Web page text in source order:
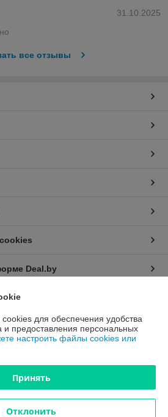
31.10.2025
все отзывы
Deal.by
с ограниченной ответственностью
21, ком. 26
192143333
для обеспечения удобства
и предоставления персональных
настроить файлы cookies или
Принять
Отклонить